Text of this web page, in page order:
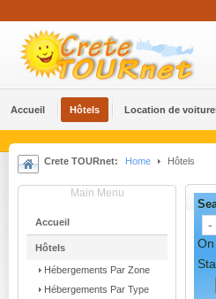
Accueil Hôtels Location de
Crete TOURnet: Home Hôtels
Main Menu
Accueil
Hôtels
Ηébergements Par Zone
Ηébergements Par Type